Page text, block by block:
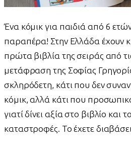
Ένα κόμικ για παιδιά από 6
παραπέρα! Στην Ελλάδα έχουν
πρώτα βιβλία της σειράς από
μετάφραση της Σοφίας
σκληρόδετη, κάτι που δεν
κόμικ, αλλά κάτι που
γιατί δίνει αξία στο βιβλίο και
καταστροφές. Το έχετε